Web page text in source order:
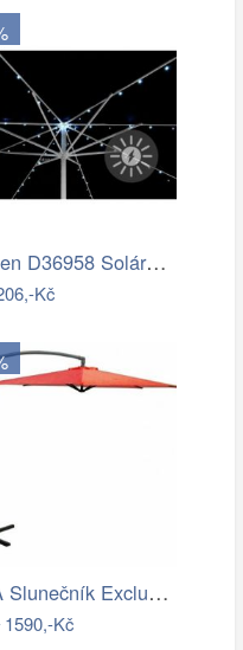
Garthen D36958 Solární blikající řetěz…
Kč
ROJA Slunečník Exclusive boční 300 cm -…
1590,-Kč